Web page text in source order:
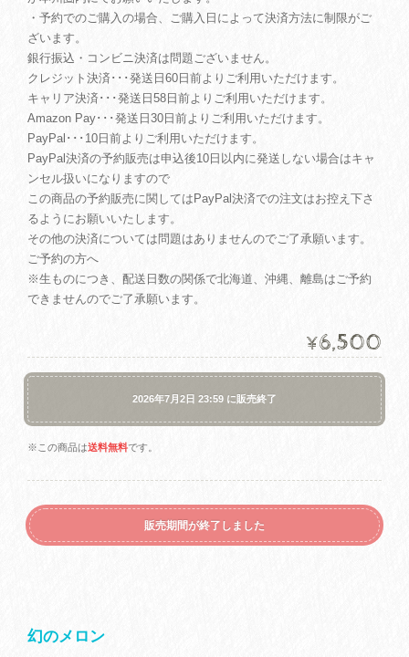
・予約でのご購入の場合、ご購入日によって決済方法に制限がご
ざいます。
銀行振込・コンビニ決済は問題ございません。
クレジット決済･･･発送日60日前よりご利用いただけます。
キャリア決済･･･発送日58日前よりご利用いただけます。
Amazon Pay･･･発送日30日前よりご利用いただけます。
PayPal･･･10日前よりご利用いただけます。
PayPal決済の予約販売は申込後10日以内に発送しない場合はキャ
ンセル扱いになりますので
この商品の予約販売に関してはPayPal決済での注文はお控え下さ
るようにお願いいたします。
その他の決済については問題はありませんのでご了承願います。
ご予約の方へ
※生ものにつき、配送日数の関係で北海道、沖縄、離島はご予約
できませんのでご了承願います。
¥6,500
2026年7月2日 23:59 に販売終了
※この商品は送料無料です。
販売期間が終了しました
幻のメロン